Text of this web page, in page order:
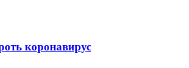
коронавирус